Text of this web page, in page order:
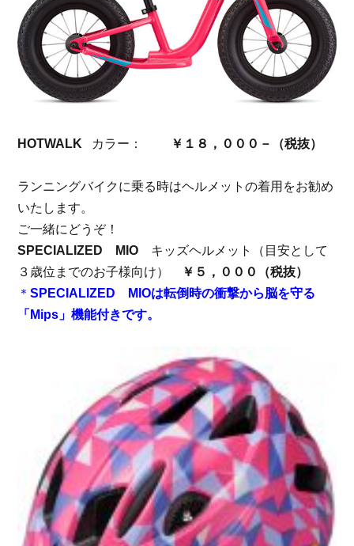
HOTWALK カラー： ￥１８，０００－（税抜）
ランニングバイクに乗る時はヘルメットの着用をお勧め
いたします。
ご一緒にどうぞ！
SPECIALIZED MIO キッズヘルメット（目安として
３歳位までのお子様向け）
￥５，０００（税抜）
＊SPECIALIZED MIOは転倒時の衝撃から脳を守る
「Mips」機能付きです。